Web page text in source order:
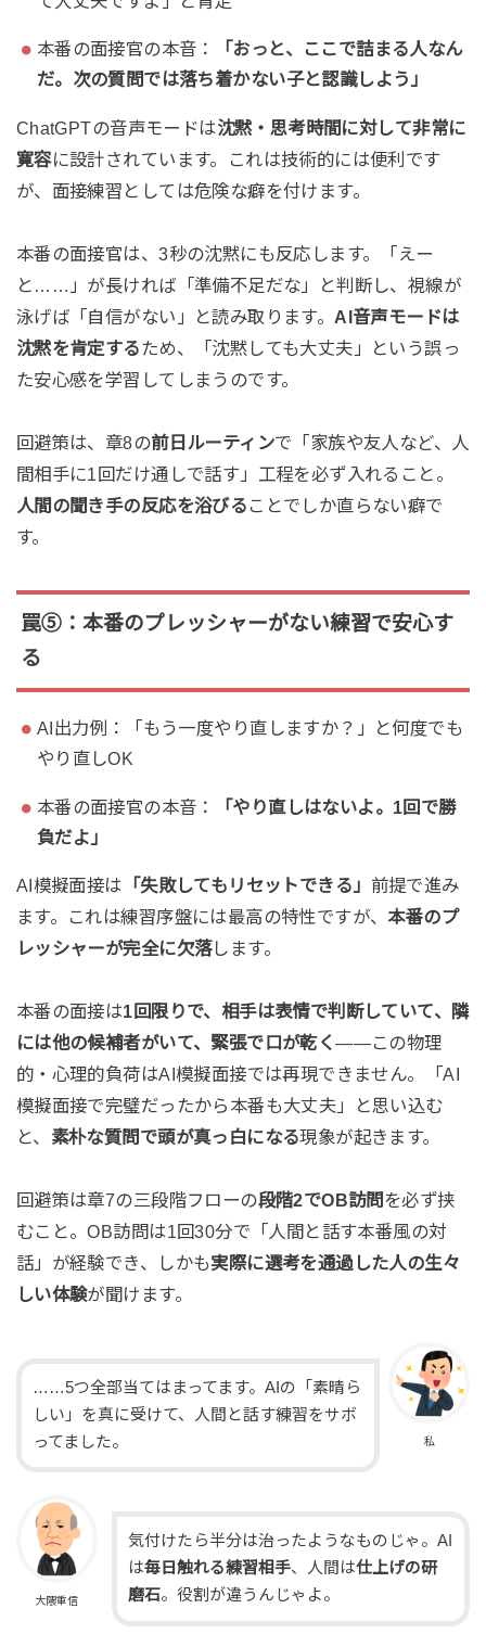
本番の面接官の本音：
「おっと、ここで詰まる人なん
だ。次の質問では落ち着かない子と認識しよう」
ChatGPTの音声モードは沈黙・思考時間に対して非常に
寛容に設計されています。これは技術的には便利です
が、面接練習としては危険な癖を付けます。
本番の面接官は、3秒の沈黙にも反応します。「えー
と……」が長ければ「準備不足だな」と判断し、視線が
泳げば「自信がない」と読み取ります。 AI音声モードは
沈黙を肯定するため、「沈黙しても大丈夫」という誤っ
た安心感を学習してしまうのです。
回避策は、章8の前日ルーティンで「家族や友人など、人
間相手に1回だけ通しで話す」工程を必ず入れること。
人間の聞き手の反応を浴びる ことでしか直らない癖で
す。
罠⑤：本番のプレッシャーがない練習で安心す
る
AI出力例：「もう一度やり直しますか？」と何度でも
やり直しOK
本番の面接官の本音：
「やり直しはないよ。1回で勝
負だよ」
AI模擬面接は 「失敗してもリセットできる」 前提で進み
ます。これは練習序盤には最高の特性ですが、本番のプ
レッシャーが完全に欠落します。
本番の面接は1回限りで、相手は表情で判断していて、隣
には他の候補者がいて、緊張で口が乾く——この物理
的・心理的負荷はAI模擬面接では再現できません。「AI
模擬面接で完璧だったから本番も大丈夫」と思い込む
と、 素朴な質問で頭が真っ白になる現象が起きます。
回避策は章7の三段階フローの段階2でOB訪問 を必ず挟
むこと。OB訪問は1回30分で「人間と話す本番風の対
話」が経験でき、しかも実際に選考を通過した人の生々
しい体験が聞けます。
私
……5つ全部当てはまってます。AIの「素晴ら
しい」を真に受けて、人間と話す練習をサボ
ってました。
大隈重信
気付けたら半分は治ったようなものじゃ。AI
は毎日触れる練習相手、人間は仕上げの研
磨石。役割が違うんじゃよ。